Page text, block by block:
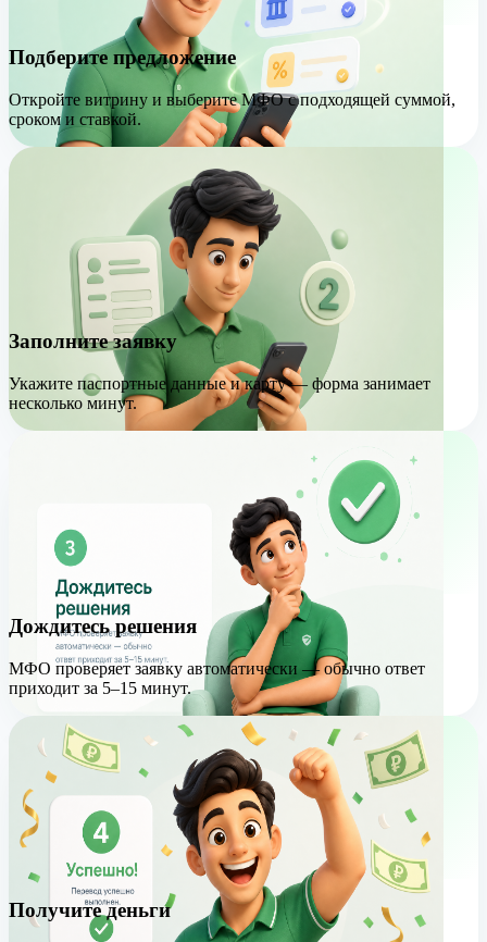
Подберите предложение
Откройте витрину и выберите МФО с подходящей суммой,
сроком и ставкой.
Заполните заявку
Укажите паспортные данные и карту — форма занимает
несколько минут.
Дождитесь решения
МФО проверяет заявку автоматически — обычно ответ
приходит за 5–15 минут.
Получите деньги